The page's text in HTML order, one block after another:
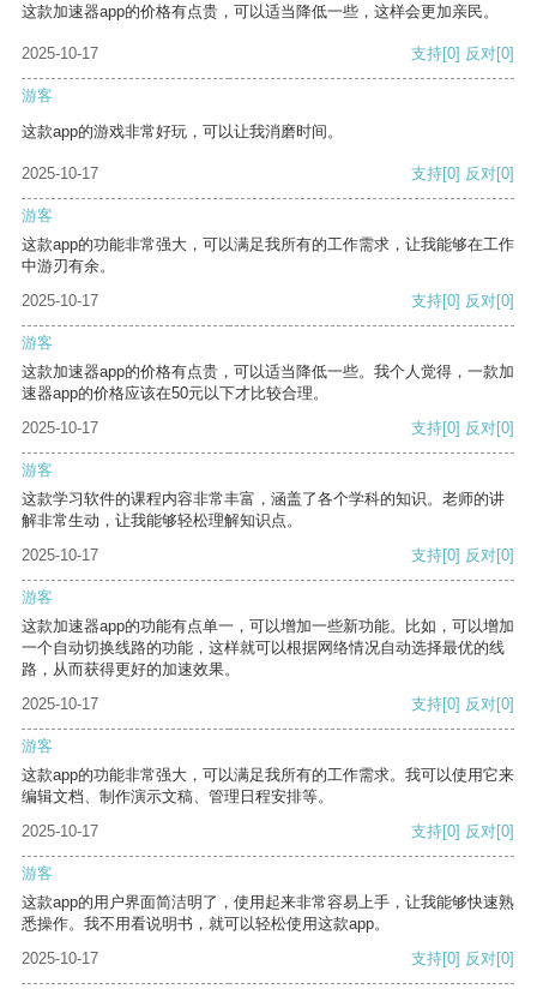
这款加速器app的价格有点贵，可以适当降低一些，这样会更加亲民。
2025-10-17 支持[0] 反对[0]
游客
这款app的游戏非常好玩，可以让我消磨时间。
2025-10-17 支持[0] 反对[0]
游客
这款app的功能非常强大，可以满足我所有的工作需求，让我能够在工作
中游刃有余。
2025-10-17
支持[0] 反对[0]
游客
这款加速器app的价格有点贵，可以适当降低一些。我个人觉得，一款加
速器app的价格应该在50元以下才比较合理。
2025-10-17
支持[0] 反对[0]
游客
这款学习软件的课程内容非常丰富，涵盖了各个学科的知识。老师的讲
解非常生动，让我能够轻松理解知识点。
2025-10-17
支持[0] 反对[0]
游客
这款加速器app的功能有点单一，可以增加一些新功能。比如，可以增加
一个自动切换线路的功能，这样就可以根据网络情况自动选择最优的线
路，从而获得更好的加速效果。
2025-10-17
支持[0] 反对[0]
游客
这款app的功能非常强大，可以满足我所有的工作需求。我可以使用它来
编辑文档、制作演示文稿、管理日程安排等。
2025-10-17
支持[0] 反对[0]
游客
这款app的用户界面简洁明了，使用起来非常容易上手，让我能够快速熟
悉操作。我不用看说明书，就可以轻松使用这款app。
2025-10-17
支持[0] 反对[0]